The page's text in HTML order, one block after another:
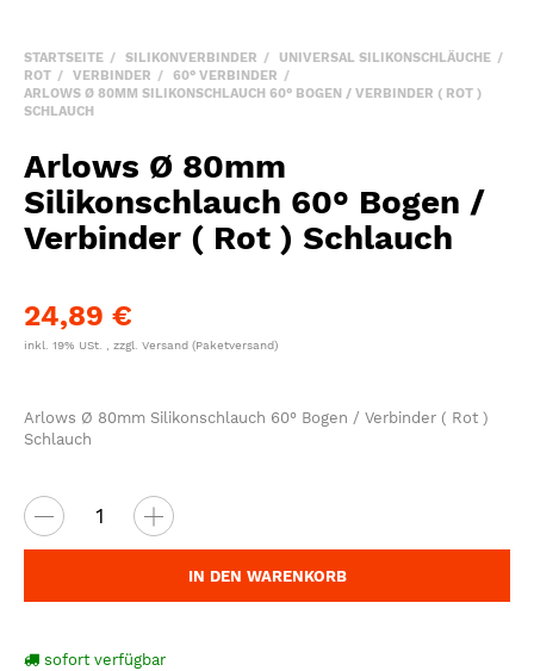
STARTSEITE SILIKONVERBINDER
UNIVERSAL SILIKONSCHLÄUCHE
ROT
VERBINDER
60° VERBINDER
ARLOWS Ø 80MM SILIKONSCHLAUCH 60° BOGEN / VERBINDER ( ROT )
SCHLAUCH
Arlows Ø 80mm
Silikonschlauch 60° Bogen /
Verbinder ( Rot ) Schlauch
24,89 €
inkl. 19% USt. , zzgl. Versand (Paketversand)
Arlows Ø 80mm Silikonschlauch 60° Bogen / Verbinder ( Rot )
Schlauch
IN DEN WARENKORB
sofort verfügbar